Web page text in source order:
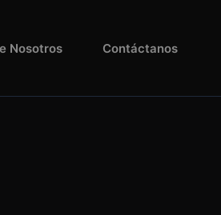
Nosotros Contáctanos